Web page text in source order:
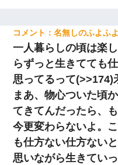
名無しのふよふよ
一人暮らしの頃は楽
らずっと生きてても
思ってるって(>>174)
まあ、物心ついた頃
てきてんだったら、も
今更変わらないよ。
も仕方ない仕方ないと
思いながら生きてい